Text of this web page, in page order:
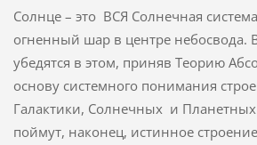
Солнце – это ВСЯ Солнечная
огненный шар в центре небосвода.
убедятся в этом, приняв Теорию
основу системного понимания
Галактики, Солнечных и
поймут, наконец, истинное